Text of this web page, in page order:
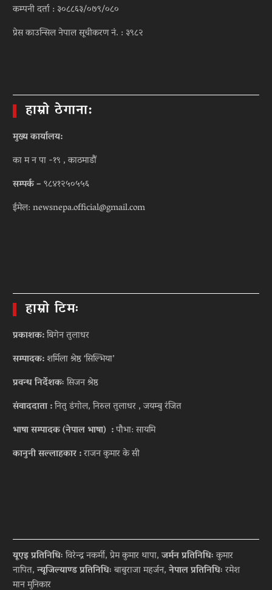
कम्पनी दर्ता : ३०८८६३/०७९/०८०
प्रेस काउन्सिल नेपाल सूचीकरण नं. : ३९८२
हाम्रो ठेगाना:
मुख्य कार्यालय:
का म न पा -१९ , काठमाडौं
सम्पर्क –९८४१२५०५५६
ईमेल: newsnepa.official@gmail.com
हाम्रो टिमः
प्रकाशक:बिगेन तुलाधर
सम्पादक:शर्मिला श्रेष्ठ ‘सिल्भिया’
प्रवन्ध निर्देशकःसिजन श्रेष्ठ
संवाददाता :नितु डंगोल, निरुल तुलाधर , जयम्बु रंजित
भाषा सम्पादक (नेपाल भाषा) :पौभा: सायमि
कानुनी सल्लाहकार :राजन कुमार के सी
यूएइ प्रतिनिधिःविरेन्द्र नकर्मी, प्रेम कुमार थापा,जर्मन प्रतिनिधिःकुमार
नापित,न्यूजिल्याण्ड प्रतिनिधिःबाबुराजा महर्जन,नेपाल प्रतिनिधिःरमेश
मान मुनिकार